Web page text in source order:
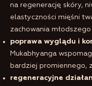
na regenerację skóry,
elastyczności mięśni
zachowania
poprawa wyglądu i
Mukabhyanga
bardziej promiennego,
regeneracyjne